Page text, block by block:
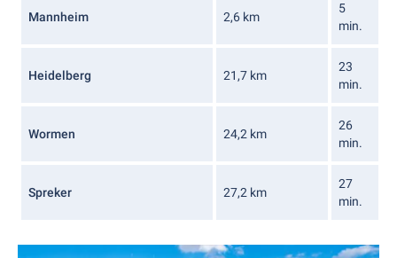
Mannheim 2,6 km
5
min.
Heidelberg 21,7 km
23
min.
Wormen 24,2 km
26
min.
Spreker 27,2 km
27
min.